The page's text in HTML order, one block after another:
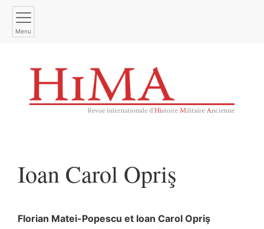
Menu
Ioan Carol Opriş
Florian Matei-Popescu et Ioan Carol Opriş